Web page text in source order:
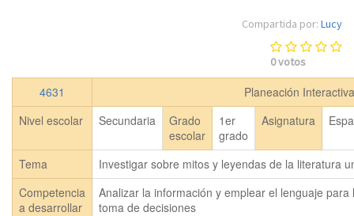
Compartida por: Lucy
0votos
4631
Planeación
Nivel escolar
Secundaria
Grado
escolar
1er
grado
Asignatura
Tema
Investigar sobre mitos y leyendas de la literatura
Competencia
a desarrollar
Analizar la información y emplear el lenguaje para
toma de decisiones